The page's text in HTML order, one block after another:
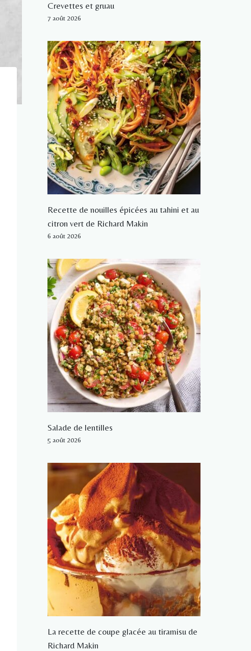
Crevettes et gruau
7 août 2026
Recette de nouilles épicées au tahini et au
citron vert de Richard Makin
6 août 2026
Salade de lentilles
5 août 2026
La recette de coupe glacée au tiramisu de
Richard Makin